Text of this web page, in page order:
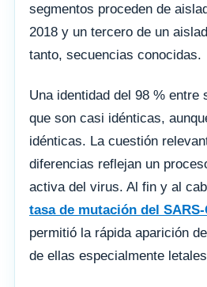
segmentos proceden de
2018 y un tercero de un
tanto, secuencias conocidas.
Una identidad del 98 % entre
que son casi idénticas,
idénticas. La cuestión
diferencias reflejan un
activa del virus. Al fin y al
tasa de mutación del SARS-
permitió la rápida aparición
de ellas especialmente